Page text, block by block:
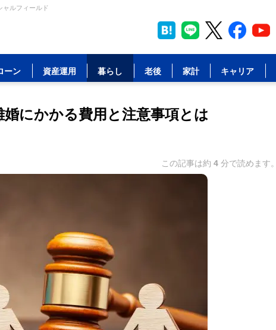
ャルフィールド
ーン 資産運用 暮らし 老後 家計 キャリア
にかかる費用と注意事項とは
この記事は約 4 分で読めます。